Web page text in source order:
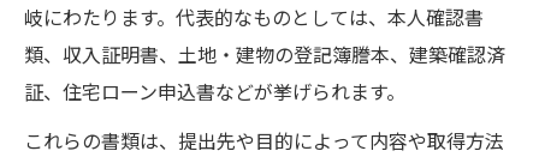
岐にわたります。代表的なものとしては、本人確認書
類、収入証明書、土地・建物の登記簿謄本、建築確認済
証、住宅ローン申込書などが挙げられます。
これらの書類は、提出先や目的によって内容や取得方法